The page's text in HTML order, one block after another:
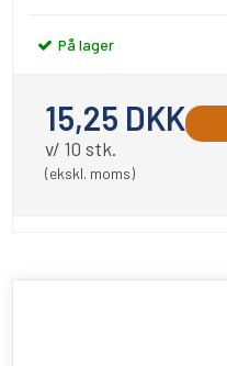
På lager
15,25 DKK
v/ 10 stk.
(ekskl. moms)